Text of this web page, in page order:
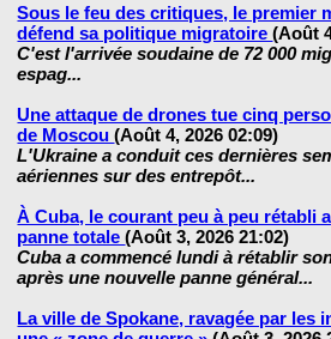
Sous le feu des critiques, le premier
défend sa politique migratoire(Août
C'est l'arrivée soudaine de 72 000
espag...
Une attaque de drones tue cinq
de Moscou(Août 4, 2026 02:09)
L'Ukraine a conduit ces dernières
aériennes sur des entrepôt...
À Cuba, le courant peu à peu rétabli
panne totale(Août 3, 2026 21:02)
Cuba a commencé lundi à rétablir
après une nouvelle panne général...
La ville de Spokane, ravagée par les